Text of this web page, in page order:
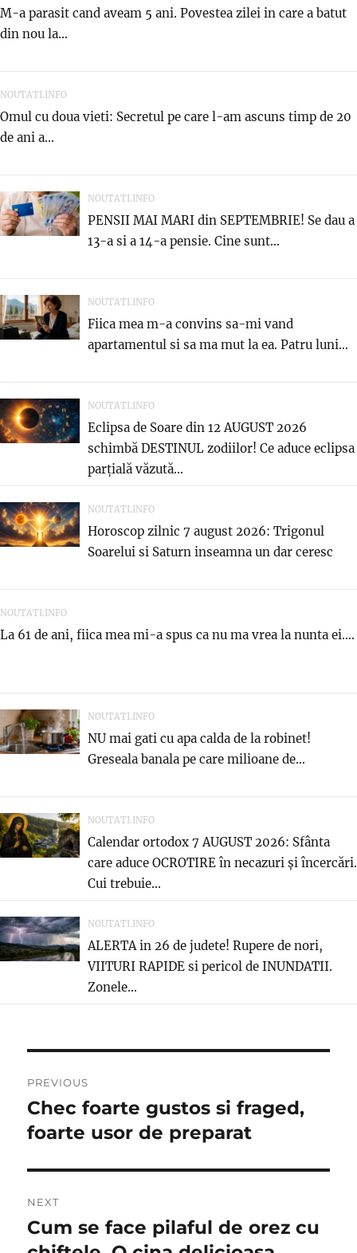
M-a parasit cand aveam 5 ani. Povestea zilei in care a batut
din nou la...
NOUTATI.INFO
Omul cu doua vieti: Secretul pe care l-am ascuns timp de 20
de ani a...
NOUTATI.INFO
PENSII MAI MARI din SEPTEMBRIE! Se dau a
13-a si a 14-a pensie. Cine sunt...
NOUTATI.INFO
Fiica mea m-a convins sa-mi vand
apartamentul si sa ma mut la ea. Patru luni...
NOUTATI.INFO
Eclipsa de Soare din 12 AUGUST 2026
schimbă DESTINUL zodiilor! Ce aduce eclipsa
parțială văzută...
NOUTATI.INFO
Horoscop zilnic 7 august 2026: Trigonul
Soarelui si Saturn inseamna un dar ceresc
NOUTATI.INFO
La 61 de ani, fiica mea mi-a spus ca nu ma vrea la nunta ei....
NOUTATI.INFO
NU mai gati cu apa calda de la robinet!
Greseala banala pe care milioane de...
NOUTATI.INFO
Calendar ortodox 7 AUGUST 2026: Sfânta
care aduce OCROTIRE în necazuri și încercări.
Cui trebuie...
NOUTATI.INFO
ALERTA in 26 de judete! Rupere de nori,
VIITURI RAPIDE si pericol de INUNDATII.
Zonele...
navigation
PREVIOUS
Previous
post:
Chec foarte gustos si fraged,
foarte usor de preparat
NEXT
Next
post:
Cum se face pilaful de orez cu